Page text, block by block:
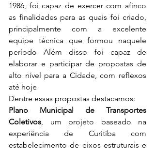
1986, foi capaz de exercer com afinco
as finalidades para as quais foi criado,
principalmente com a excelente
equipe técnica que formou naquele
período Além disso foi capaz de
elaborar e participar de propostas de
alto nível para a Cidade, com reflexos
até hoje
Dentre essas propostas destacamos:
Plano Municipal de Transportes
Coletivos , um projeto baseado na
experiência de Curitiba com
estabelecimento de eixos estruturais e